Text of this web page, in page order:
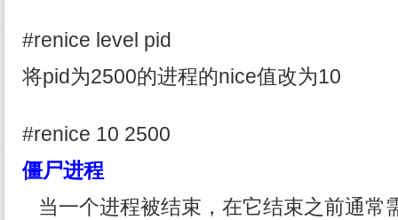
#renice level pid
将pid为2500的进程的nice值改为10
#renice 10 2500
僵尸进程
当一个进程被结束，在它结束之前通常